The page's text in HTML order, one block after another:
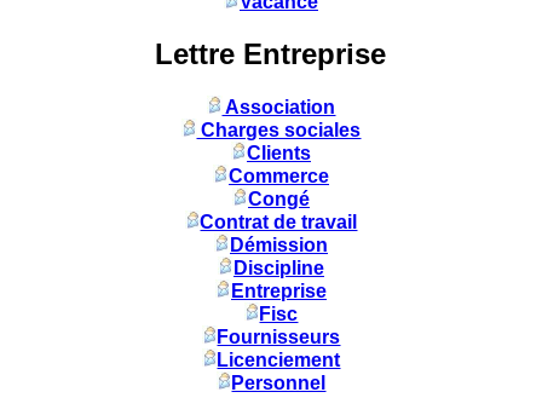
Lettre Entreprise
Association
Charges sociales
Clients
Commerce
Congé
Contrat de travail
Démission
Discipline
Entreprise
Fisc
Fournisseurs
Licenciement
Personnel